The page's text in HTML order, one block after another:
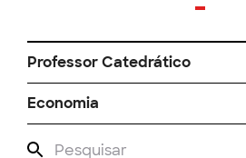
Professor Catedrático
Economia